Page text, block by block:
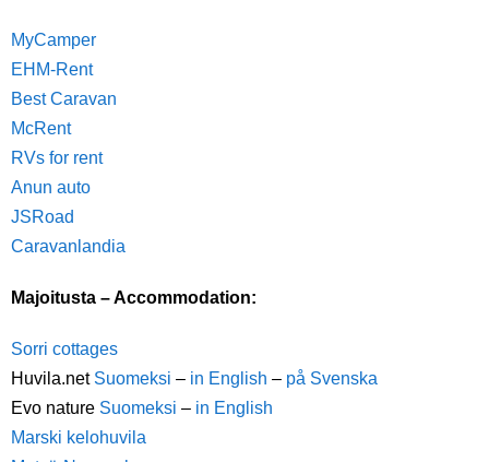
MyCamper
EHM-Rent
Best Caravan
McRent
RVs for rent
Anun auto
JSRoad
Caravanlandia
Majoitusta – Accommodation:
Sorri cottages
Huvila.net Suomeksi – in English – på Svenska
Evo nature Suomeksi – in English
Marski kelohuvila